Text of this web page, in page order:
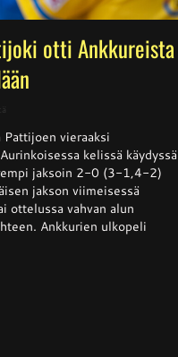
otti Ankkureista
–
Pattijoki
otti
Ankkureista
voiton
kotikentällään
vieraaksi
kelissä käydyssä
jaksoin 2-0 (3-1,4-2)
jakson viimeisessä
ottelussa vahvan alun
Ankkurien ulkopeli